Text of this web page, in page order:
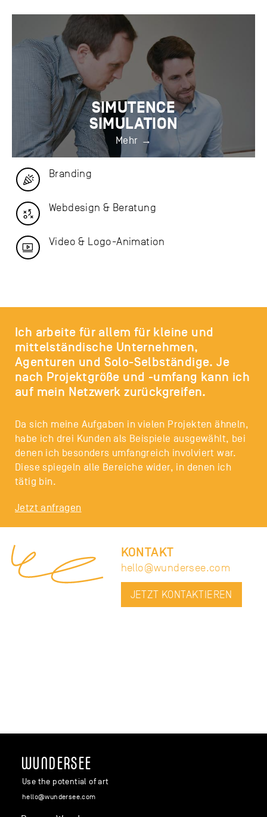
SIMUTENCE
SIMULATION
Mehr
Branding
Webdesign & Beratung
Video & Logo-Animation
Ich arbeite für allem für kleine und
mittelständische Unternehmen,
Agenturen und Solo-Selbständige. Je
nach Projektgröße und -umfang kann ich
auf mein Netzwerk zurückgreifen.
Da sich meine Aufgaben in vielen Projekten ähneln,
habe ich drei Kunden als Beispiele ausgewählt, bei
denen ich besonders umfangreich involviert war.
Diese spiegeln alle Bereiche wider, in denen ich
tätig bin.
Jetzt anfragen
KONTAKT
hello@wund ersee.com
JETZT KONTAKTIEREN
WUNDERSEE
Use the potential of art
hello@wundersee.com